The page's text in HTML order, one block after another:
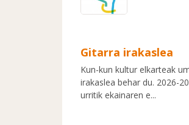
Gitarra irakaslea
Kun-kun kultur elkarteak
irakaslea behar du. 2026-
urritik ekainaren e...